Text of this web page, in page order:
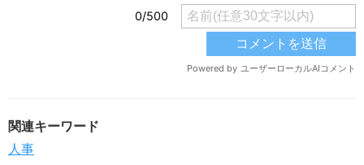
関連キーワード
人事